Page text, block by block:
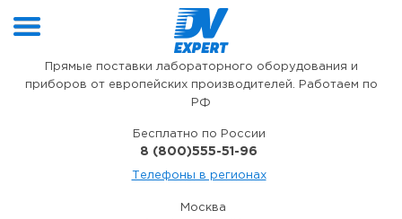
Прямые поставки лабораторного оборудования и
приборов от европейских производителей. Работаем по
РФ
Бесплатно по России
8 (800)555-51-96
Телефоны в регионах
Москва